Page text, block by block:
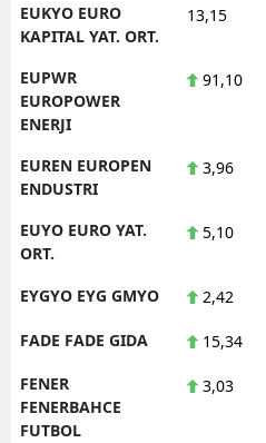
EUKYO EURO
KAPITAL YAT. ORT.
13,15
EUPWR
EUROPOWER
ENERJI
91,10
EUREN EUROPEN
ENDUSTRI
3,96
EUYO EURO YAT.
ORT.
5,10
EYGYO EYG GMYO 2,42
FADE FADE GIDA 15,34
FENER
FENERBAHCE
FUTBOL
3,03